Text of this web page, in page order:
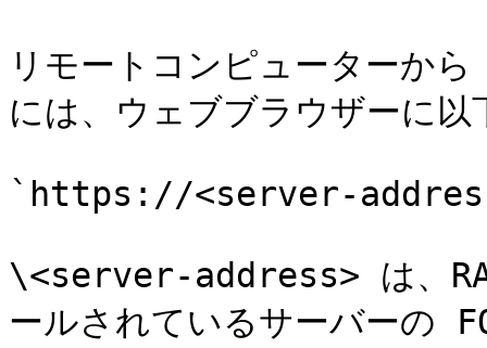
リモートコンピューターか
には、ウェブブラウザーに
`https://<server-
\<server-address> は、
ールされているサーバーの